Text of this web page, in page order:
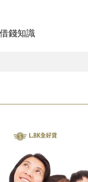
借錢知識